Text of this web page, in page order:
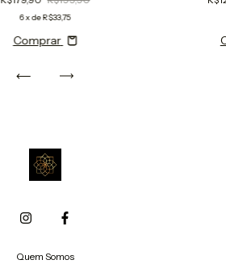
6x deR$33,75
Comprar
Quem Somos